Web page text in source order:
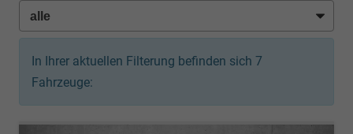
In Ihrer aktuellen Filterung befinden sich 7
Fahrzeuge: